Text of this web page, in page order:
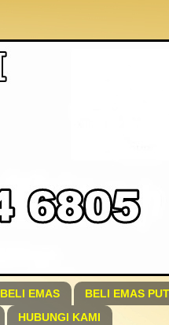
BELI EMAS BELI EMAS
HUBUNGI KAMI